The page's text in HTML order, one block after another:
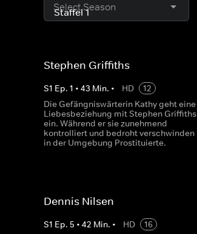
Select Season
Stephen Griffiths
S1 Ep. 1 • 43 Min. • HD
12
Die Gefängniswärterin Kathy geht eine
Liebesbeziehung mit Stephen Griffiths
ein. Während er sie zunehmend
kontrolliert und bedroht verschwinden
in der Umgebung Prostituierte.
Dennis Nilsen
S1 Ep. 5 • 42 Min. • HD
16